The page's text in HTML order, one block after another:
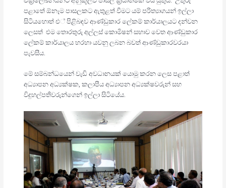
පළාතේ ඕනෑම පාසලකට ඇතුළත් වීමට යම් පරිත්‍යාගයන් ඉල්ලා
සිටියහොත් එ් පිළිබඳව ආණ්ඩුකාර ලේකම් කාර්යාලයට දන්වන
ලෙසත් එම තොරතුරු අල්ලස් කොමිෂන් සභාව වෙත ආණ්ඩුකාර
ලේකම් කාර්යාලය හරහා යවනු ලබන බවත් ආණ්ඩුකාරවරයා
පැවසීය.
මේ සම්බන්ධයෙන් වැඩි අවධානයක් යොමු කරන ලෙස පළාත්
අධ්‍යාපන අධ්‍යක්ෂක, කලාපීය අධ්‍යාපන අධ්‍යක්ෂවරුන් සහ
විදුහල්පතිවරුන්ගෙන් ඉල්ලා සිටියේය.